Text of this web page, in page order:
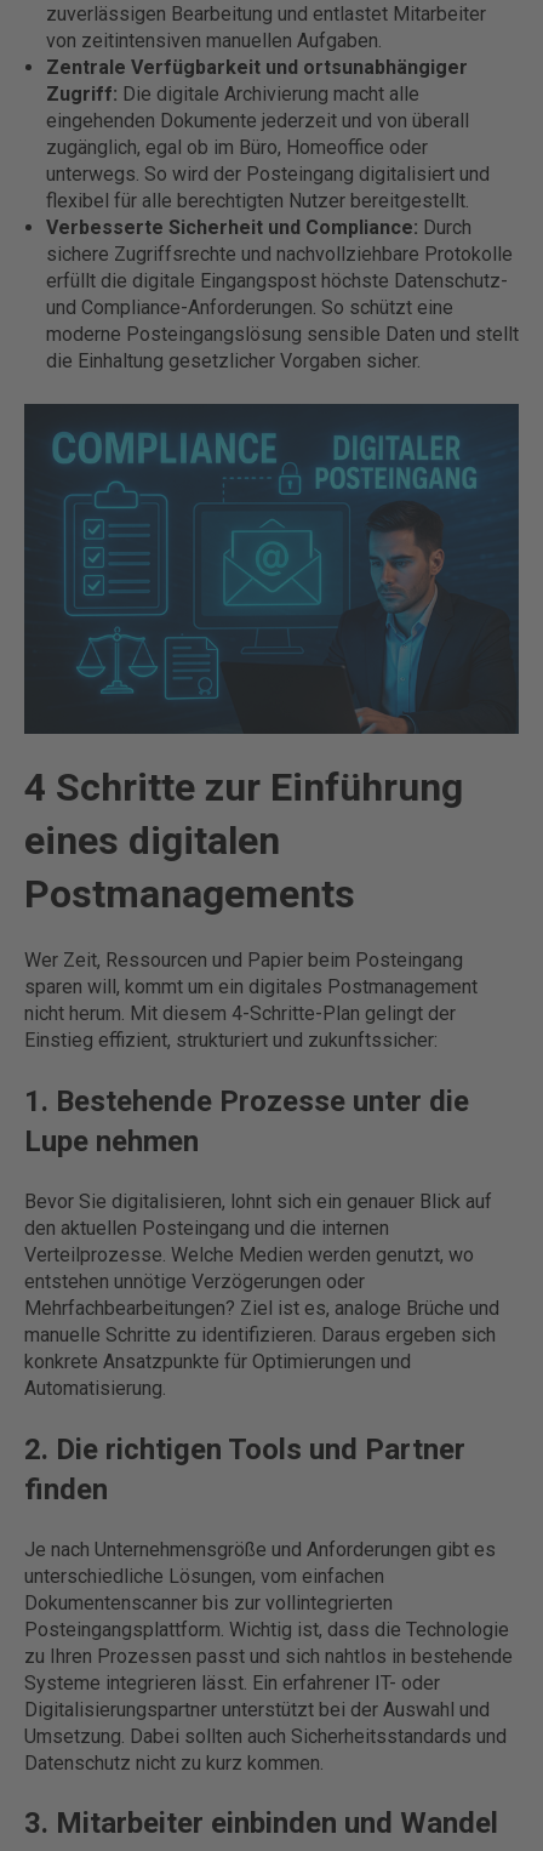
zuverlässigen Bearbeitung und entlastet Mitarbeiter
von zeitintensiven manuellen Aufgaben.
Zentrale Verfügbarkeit und ortsunabhängiger
Zugriff: Die digitale Archivierung macht alle
eingehenden Dokumente jederzeit und von überall
zugänglich, egal ob im Büro, Homeoffice oder
unterwegs. So wird der Posteingang digitalisiert und
flexibel für alle berechtigten Nutzer bereitgestellt.
Verbesserte Sicherheit und Compliance: Durch
sichere Zugriffsrechte und nachvollziehbare Protokolle
erfüllt die digitale Eingangspost höchste Datenschutz-
und Compliance-Anforderungen. So schützt eine
moderne Posteingangslösung sensible Daten und stellt
die Einhaltung gesetzlicher Vorgaben sicher.
4 Schritte zur Einführung
eines digitalen
Postmanagements
Wer Zeit, Ressourcen und Papier beim Posteingang
sparen will, kommt um ein digitales Postmanagement
nicht herum. Mit diesem 4-Schritte-Plan gelingt der
Einstieg effizient, strukturiert und zukunftssicher:
1. Bestehende Prozesse unter die
Lupe nehmen
Bevor Sie digitalisieren, lohnt sich ein genauer Blick auf
den aktuellen Posteingang und die internen
Verteilprozesse. Welche Medien werden genutzt, wo
entstehen unnötige Verzögerungen oder
Mehrfachbearbeitungen? Ziel ist es, analoge Brüche und
manuelle Schritte zu identifizieren. Daraus ergeben sich
konkrete Ansatzpunkte für Optimierungen und
Automatisierung.
2. Die richtigen Tools und Partner
finden
Je nach Unternehmensgröße und Anforderungen gibt es
unterschiedliche Lösungen, vom einfachen
Dokumentenscanner bis zur vollintegrierten
Posteingangsplattform. Wichtig ist, dass die Technologie
zu Ihren Prozessen passt und sich nahtlos in bestehende
Systeme integrieren lässt. Ein erfahrener IT- oder
Digitalisierungspartner unterstützt bei der Auswahl und
Umsetzung. Dabei sollten auch Sicherheitsstandards und
Datenschutz nicht zu kurz kommen.
3. Mitarbeiter einbinden und Wandel